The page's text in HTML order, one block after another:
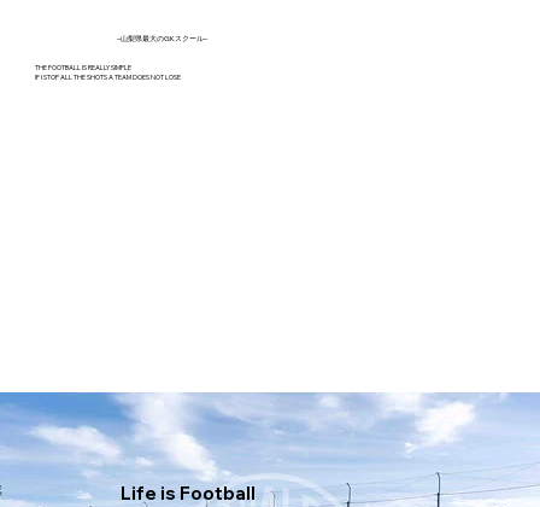
THE FOOTBALL IS REALLY SIMPLE
IF I STOP ALL THE SHOTS A TEAM DOES NOT LOSE
–​山梨県最大のGKスクール​–
​Life is Football